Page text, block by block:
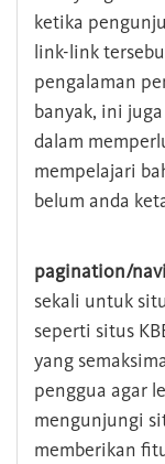
ketika
link-link
pengalaman
banyak, ini
dalam
mempelajari
belum anda
pagination/
sekali untuk
seperti situs
yang
penggua agar
mengunjungi
memberikan